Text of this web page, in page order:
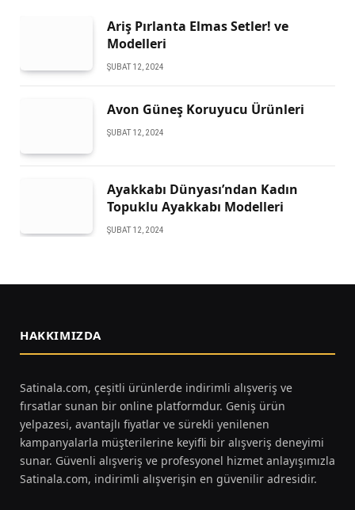
Ariş Pırlanta Elmas Setler! ve
Modelleri
ŞUBAT 12, 2024
Avon Güneş Koruyucu Ürünleri
ŞUBAT 12, 2024
Ayakkabı Dünyası’ndan Kadın
Topuklu Ayakkabı Modelleri
ŞUBAT 12, 2024
HAKKIMIZDA
Satinala.com, çeşitli ürünlerde indirimli alışveriş ve
fırsatlar sunan bir online platformdur. Geniş ürün
yelpazesi, avantajlı fiyatlar ve sürekli yenilenen
kampanyalarla müşterilerine keyifli bir alışveriş deneyimi
sunar. Güvenli alışveriş ve profesyonel hizmet anlayışımızla
Satinala.com, indirimli alışverişin en güvenilir adresidir.